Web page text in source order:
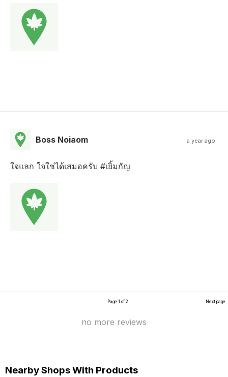
Boss Noiaom a year ago
ใจแลก ใจใช่ได้เสมอครับ #เยิ้มกัญ
Page 1 of 2 Next page
no more reviews
Nearby Shops With Products